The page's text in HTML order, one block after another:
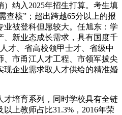
纳入2025年招生打算。考生填
查核”；超出跨越65分以上的报
被登科但愿较大。任旭东：学
、新业态成长需求，具有国度千
才、省高校领甲士才、省级中
市甬江人才工程、市领军拔尖
现企业需求取人才供给的精准婚
培育系列，同时学校具有全链
上教师占比31.3%，2016年荣